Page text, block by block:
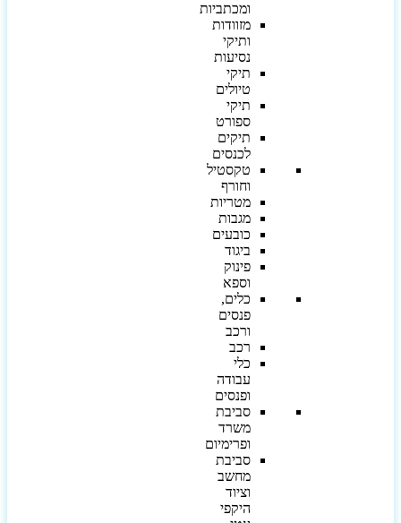
ומכתביות
מזוודות
ותיקי
נסיעות
תיקי
טיולים
תיקי
ספורט
תיקים
לכנסים
טקסטיל
וחורף
מטריות
מגבות
כובעים
ביגוד
פינוק
וספא
כלים,
פנסים
ורכב
רכב
כלי
עבודה
ופנסים
סביבת
משרד
ופרימיום
סביבת
מחשב
וציוד
היקפי